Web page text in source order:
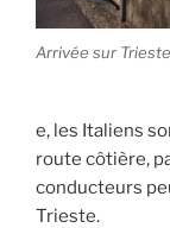
Arrivée sur Trieste
e, les Italiens
route côtière,
conducteurs
Trieste.